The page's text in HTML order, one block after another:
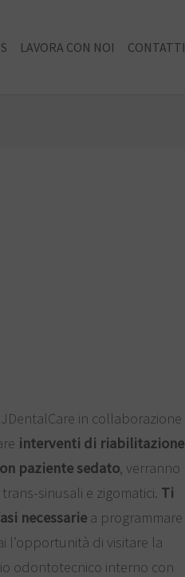
LAVORA CON NOI CONTATTI
in collaborazione
interventi di riabilitazione
paziente sedato, verranno
sinusali e zigomatici. Ti
necessariea programmare
l’opportunità di visitare la
odontotecnico interno con